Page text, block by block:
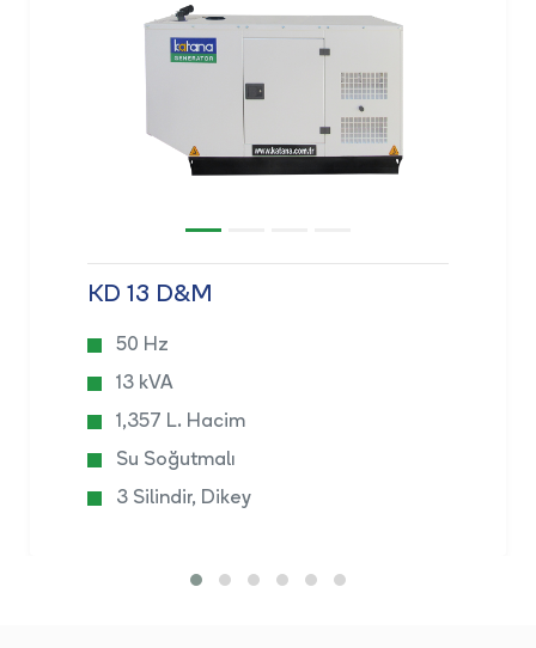
KD 13 D&M
50 Hz
13 kVA
1,357 L. Hacim
Su Soğutmalı
3 Silindir, Dikey